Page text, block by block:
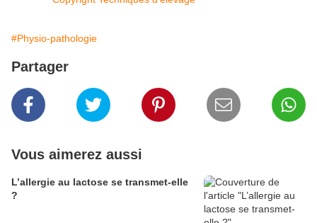
#Physio-pathologie
Partager
Vous aimerez aussi
L’allergie au lactose se transmet-elle
?